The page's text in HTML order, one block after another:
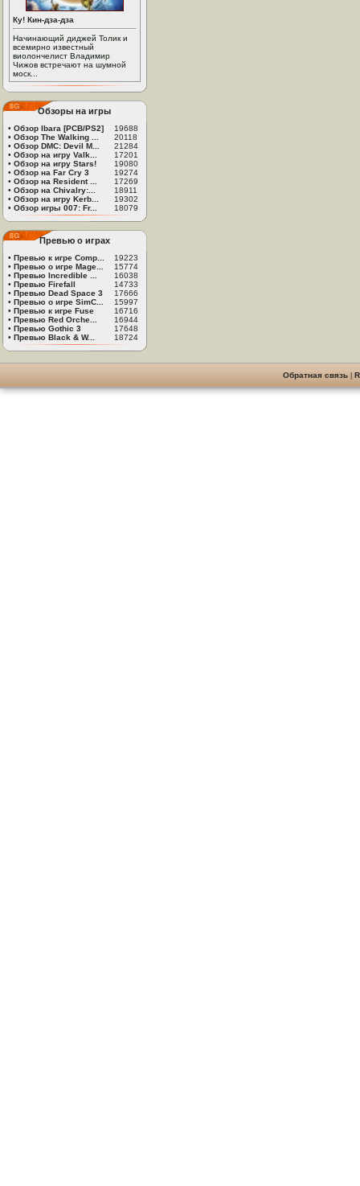
Ку! Кин-дза-дза
Начинающий диджей Толик и
всемирно известный
виолончелист Владимир
Чижов встречают на шумной
моск...
Обзоры на игры
• Обзор Ibara [PCB/PS2]
19688
• Обзор The Walking ...
20118
• Обзор DMC: Devil M...
21284
• Обзор на игру Valk...
17201
• Обзор на игру Stars!
19080
• Обзор на Far Cry 3
19274
• Обзор на Resident ...
17269
• Обзор на Chivalry:...
18911
• Обзор на игру Kerb...
19302
• Обзор игры 007: Fr... 18079
Превью о играх
• Превью к игре Comp...
19223
• Превью о игре Mage...
15774
• Превью Incredible ...
16038
• Превью Firefall
14733
• Превью Dead Space 3
17666
• Превью о игре SimC...
15997
• Превью к игре Fuse
16716
• Превью Red Orche...
16944
• Превью Gothic 3
17648
• Превью Black & W... 18724
Обратная связь